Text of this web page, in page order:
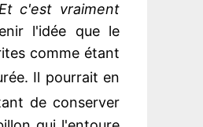
c'est vraiment
l'idée que le
comme étant
Il pourrait en
de conserver